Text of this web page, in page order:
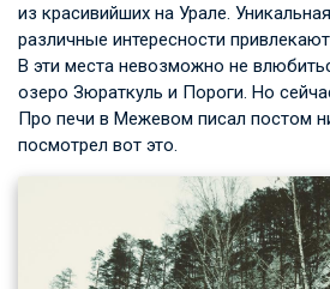
из красивийших на Урале.
различные интересности
В эти места невозможно не
озеро Зюраткуль и Пороги. Но
Про печи в Межевом писал постом
посмотрел вот это.